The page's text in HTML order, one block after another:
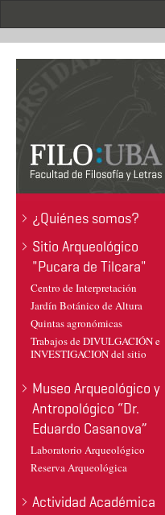
.
¿Quiénes somos?
Sitio Arqueológico
"Pucara de Tilcara"
Centro de Interpretación
Jardín Botánico de Altura
Quintas agronómicas
Trabajos de DIVULGACIÓN e
INVESTIGACION del sitio
Museo Arqueológico y
Antropológico “Dr.
Eduardo Casanova”
Laboratorio Arqueológico
Reserva Arqueológica
Actividad Académica